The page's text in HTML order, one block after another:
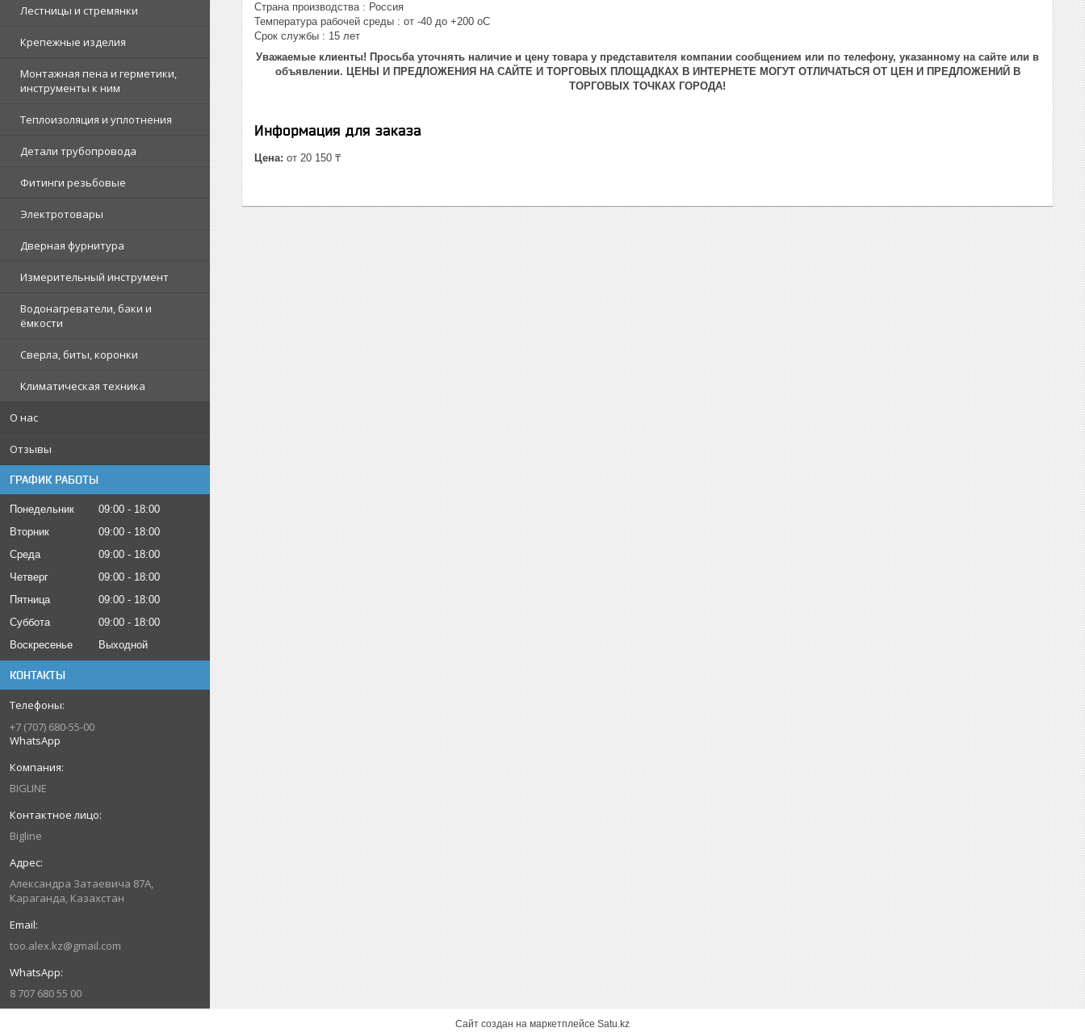
Лестницы и стремянки
Крепежные изделия
Монтажная пена и герметики,
инструменты к ним
Теплоизоляция и уплотнения
Детали трубопровода
Фитинги резьбовые
Электротовары
Дверная фурнитура
Измерительный инструмент
Водонагреватели, баки и
ёмкости
Сверла, биты, коронки
Климатическая техника
О нас
Отзывы
ГРАФИК РАБОТЫ
Понедельник 09:00
18:00
Вторник
09:00
18:00
Среда
09:00
18:00
Четверг
09:00
18:00
Пятница
09:00
18:00
Суббота
09:00
18:00
Воскресенье
Выходной
КОНТАКТЫ
+7 (707) 680-55-00
WhatsApp
BIGLINE
Bigline
Александра Затаевича 87А,
Караганда, Казахстан
too.alex.kz@gmail.com
8 707 680 55 00
Страна производства : Россия
Температура рабочей среды : от -40 до +200 oC
Срок службы : 15 лет
Уважаемые клиенты! Просьба уточнять наличие и цену товара у представителя компании сообщением или по телефону, указанному на сайте или в
объявлении. ЦЕНЫ И ПРЕДЛОЖЕНИЯ НА САЙТЕ И ТОРГОВЫХ ПЛОЩАДКАХ В ИНТЕРНЕТЕ МОГУТ ОТЛИЧАТЬСЯ ОТ ЦЕН И ПРЕДЛОЖЕНИЙ В
ТОРГОВЫХ ТОЧКАХ ГОРОДА!
Информация для заказа
Цена: от 20 150 ₸
Сайт создан на маркетплейсе Satu.kz